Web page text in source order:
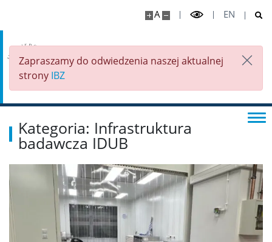
Zapraszamy do odwiedzenia naszej aktualnej
strony IBZ
A EN
Kategoria: Infrastruktura
badawcza IDUB